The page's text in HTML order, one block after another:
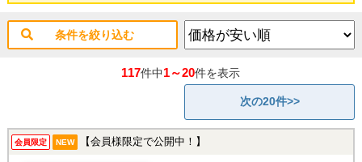
条件を絞り込む
117件中1～20件を表示
次の20件>>
会員限定 NEW 【会員様限定で公開中！】